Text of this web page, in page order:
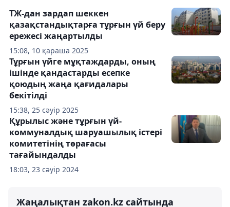
15:08, 10 қараша 2025
ТЖ-дан зардап шеккен
қазақстандықтарға тұрғын үй беру
ережесі жаңартылды
15:38, 25 сәуір 2025
Тұрғын үйге мұқтаждарды, оның
ішінде қандастарды есепке
қоюдың жаңа қағидалары
бекітілді
18:03, 23 сәуір 2024
Құрылыс және тұрғын үй-
коммуналдық шаруашылық істері
комитетінің төрағасы
тағайындалды
Жаңалықтан zakon.kz сайтында